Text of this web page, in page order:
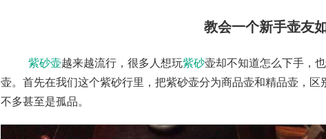
教会一个新手壶友
紫砂壶越来越流行，很多人想玩紫砂壶却不知道怎么下手，
壶。首先在我们这个紫砂行里，把紫砂壶分为商品壶和精品壶，
不多甚至是孤品。